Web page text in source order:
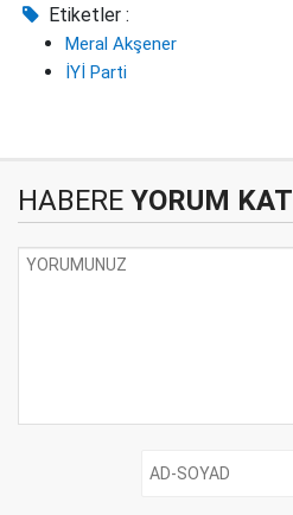
Etiketler :
Meral Akşener
İYİ Parti
HABERE YORUM KAT